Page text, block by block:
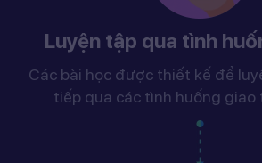
Luyện tập qua tình
Các bài học được thiết kế để
tiếp qua các tình huống giao